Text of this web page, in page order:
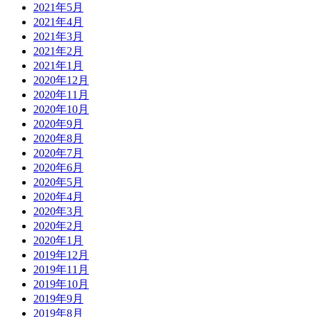
2021年5月
2021年4月
2021年3月
2021年2月
2021年1月
2020年12月
2020年11月
2020年10月
2020年9月
2020年8月
2020年7月
2020年6月
2020年5月
2020年4月
2020年3月
2020年2月
2020年1月
2019年12月
2019年11月
2019年10月
2019年9月
2019年8月